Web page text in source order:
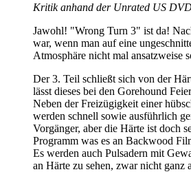
Kritik anhand der Unrated US
Jawohl! "Wrong Turn 3" ist da!
war, wenn man auf eine
Atmosphäre nicht mal ansatzweise
Der 3. Teil schließt sich von der
lässt dieses bei den Gorehound
Neben der Freizügigkeit einer
werden schnell sowie ausführlich
Vorgänger, aber die Härte ist doch
Programm was es an Backwood
Es werden auch Pulsadern mit
an Härte zu sehen, zwar nicht